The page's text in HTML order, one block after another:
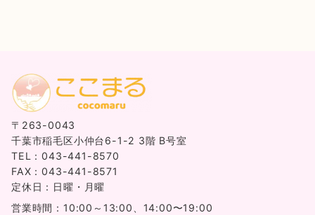
〒263-0043
千葉市稲毛区小仲台6-1-2 3階 B号室
TEL：043-441-8570
FAX：043-441-8571
定休日：日曜・月曜
営業時間：10:00～13:00、14:00〜19:00